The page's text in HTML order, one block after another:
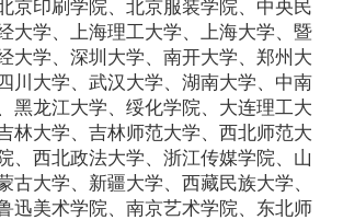
京印刷学院、北京服装学院、中央民
大学、上海理工大学、上海大学、暨
大学、深圳大学、南开大学、郑州大
川大学、武汉大学、湖南大学、中南
黑龙江大学、绥化学院、大连理工大
林大学、吉林师范大学、西北师范大
、西北政法大学、浙江传媒学院、山
古大学、新疆大学、西藏民族大学、
迅美术学院、南京艺术学院、东北师